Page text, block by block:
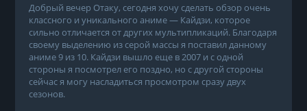
Добрый вечер Отаку, сегодня хочу сделать обзор очень
классного и уникального аниме — Кайдзи, которое
сильно отличается от других мультипликаций. Благодаря
своему выделению из серой массы я поставил данному
аниме 9 из 10. Кайдзи вышло еще в 2007 и с одной
стороны я посмотрел его поздно, но с другой стороны
сейчас я могу насладиться просмотром сразу двух
сезонов.